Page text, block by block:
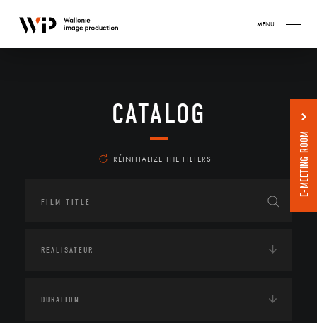
MENU
CATALOG
RÉINITIALIZE THE FILTERS E-MEETING ROOM